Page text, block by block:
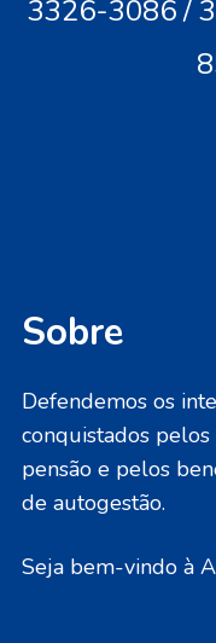
3326-3086 /
Sobre
Defendemos os
conquistados
pensão e pelos
de autogestão.
Seja bem-vindo à